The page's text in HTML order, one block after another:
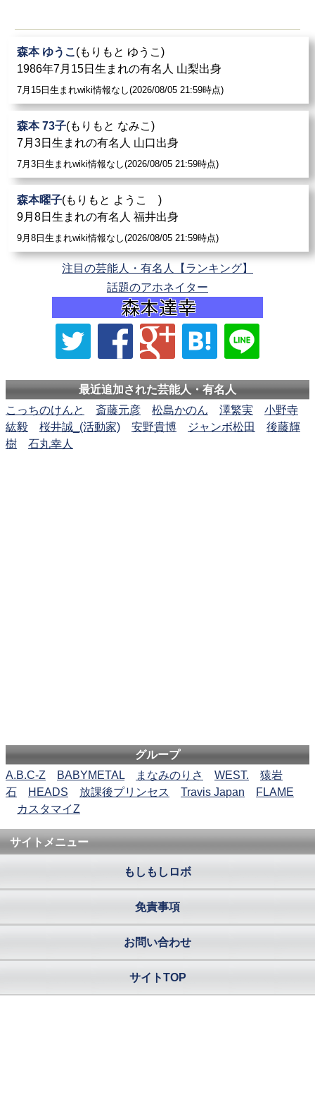
森本 ゆうこ (もりもと ゆうこ)
1986年7月15日生まれの有名人 山梨出身
7月15日生まれwiki情報なし(2026/08/05 21:59時点)
森本 73子(もりもと なみこ)
7月3日生まれの有名人 山口出身
7月3日生まれwiki情報なし(2026/08/05 21:59時点)
森本曜子(もりもと ようこ )
9月8日生まれの有名人 福井出身
9月8日生まれwiki情報なし(2026/08/05 21:59時点)
注目の芸能人・有名人【ランキング】
話題のアホネイター
最近追加された芸能人・有名人
こっちのけんと
斎藤元彦 松島かのん 澤繁実
小野寺
紘毅
桜井誠_(活動家) 安野貴博 ジャンボ松田
後藤輝
樹
石丸幸人
グループ
A.B.C-Z
BABYMETAL まなみのりさ WEST.
猿岩
石
HEADS 放課後プリンセス Travis Japan
FLAME
カスタマイZ
サイトメニュー
もしもしロボ
免責事項
お問い合わせ
サイトTOP